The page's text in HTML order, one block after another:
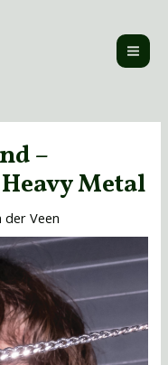
–
Metal
der Veen